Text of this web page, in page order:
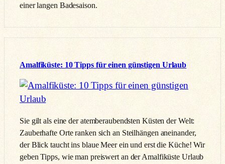
einer langen Badesaison.
Amalfiküste: 10 Tipps für einen günstigen Urlaub
Sie gilt als eine der atemberaubendsten Küsten der Welt:
Zauberhafte Orte ranken sich an Steilhängen aneinander,
der Blick taucht ins blaue Meer ein und erst die Küche! Wir
geben Tipps, wie man preiswert an der Amalfiküste Urlaub